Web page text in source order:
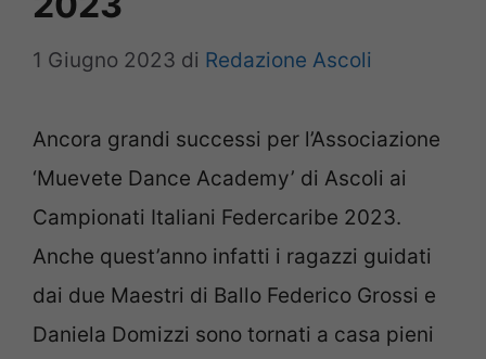
1 Giugno 2023 di Redazione Ascoli
Ancora grandi successi per l’Associazione
‘Muevete Dance Academy’ di Ascoli ai
Campionati Italiani Federcaribe 2023.
Anche quest’anno infatti i ragazzi guidati
dai due Maestri di Ballo Federico Grossi e
Daniela Domizzi sono tornati a casa pieni